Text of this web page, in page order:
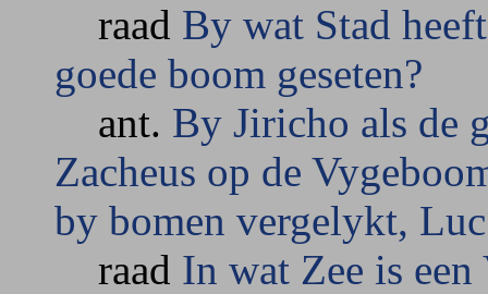
raad By wat Stad
goede boom geseten?
ant. By Jiricho als de
Zacheus op de
by bomen vergelykt,
raad In wat Zee is